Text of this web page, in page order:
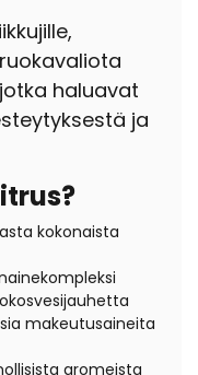
haluavat
ja
kokonaista
makeutusaineita
aromeista